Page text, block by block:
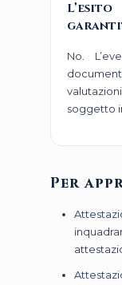
No.
soggetto
Per